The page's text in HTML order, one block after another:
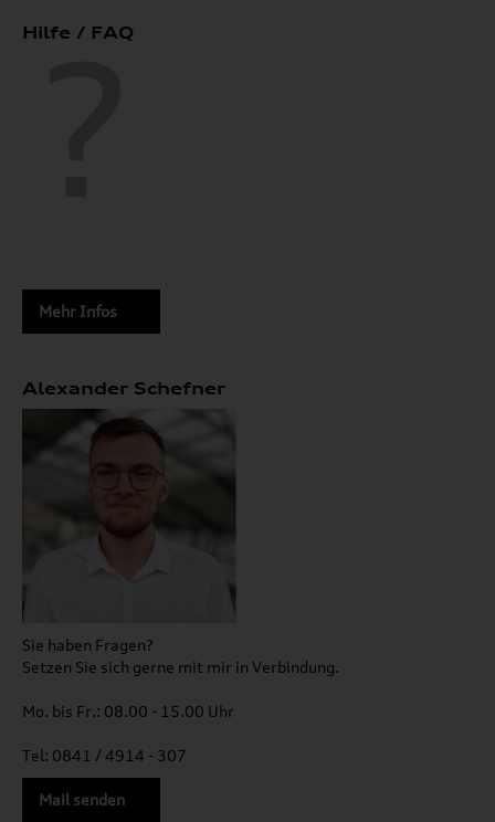
Hilfe / FAQ
Mehr Infos
Alexander Schefner
Sie haben Fragen?
Setzen Sie sich gerne mit mir in Verbindung.
Mo. bis Fr.: 08.00 - 15.00 Uhr
Tel: 0841 / 4914 - 307
Mail senden